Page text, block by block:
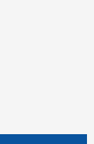
निरंतर